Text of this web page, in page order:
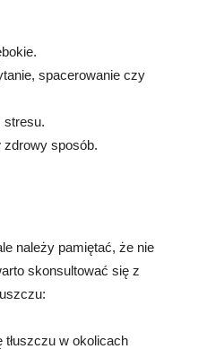
spacerowanie czy
stresu.
zdrowy sposób.
należy pamiętać, że nie
skonsultować się z
w okolicach